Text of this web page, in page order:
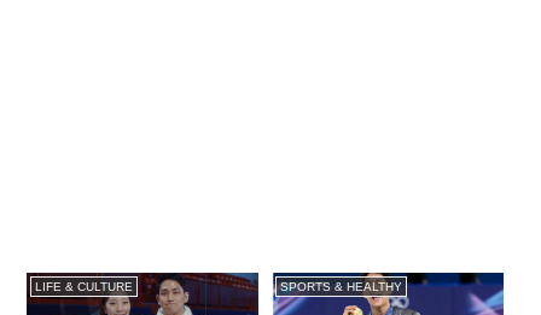
LIFE & CULTURE SPORTS & HEALTHY